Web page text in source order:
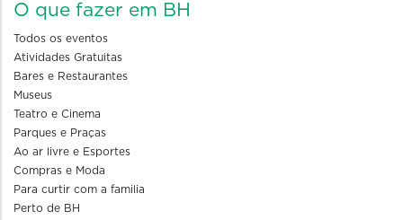
O que fazer em BH
Todos os eventos
Atividades Gratuitas
Bares e Restaurantes
Museus
Teatro e Cinema
Parques e Praças
Ao ar livre e Esportes
Compras e Moda
Para curtir com a familia
Perto de BH